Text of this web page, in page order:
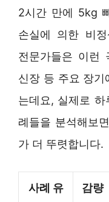
2시간 만에 5kg
손실에 의한 비
전문가들은 이런
신장 등 주요 장
는데요, 실제로
례들을 분석해보
가 더 뚜렷합니다.
사례 유
감량